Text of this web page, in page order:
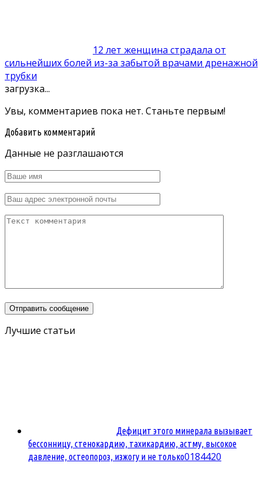
12 лет женщина страдала от
сильнейших болей из-за забытой врачами дренажной
трубки
загрузка...
Увы, комментариев пока нет. Станьте первым!
Добавить комментарий
Данные не разглашаются
Лучшие статьи
Дефицит этого минерала вызывает
бессонницу, стенокардию, тахикардию, астму, высокое
давление, остеопороз, изжогу и не только0184420